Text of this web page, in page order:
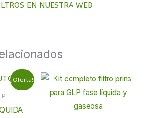
EN NUESTRA WEB
¡Oferta!
€.
El
precio
10,67 €.